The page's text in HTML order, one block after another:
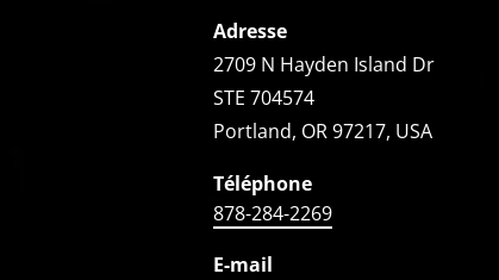
Adresse
2709 N Hayden Island Dr
STE 704574
Portland, OR 97217, USA
Téléphone
878-284-2269
E-mail